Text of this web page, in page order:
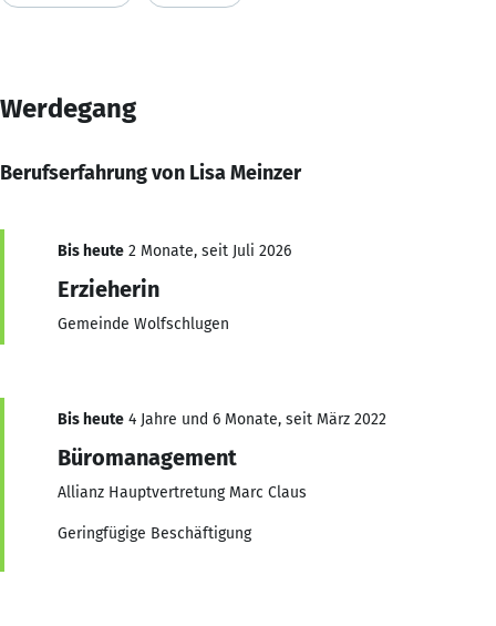
Werdegang
Berufserfahrung von Lisa Meinzer
Bis heute 2 Monate, seit Juli 2026
Erzieherin
Gemeinde Wolfschlugen
Bis heute 4 Jahre und 6 Monate, seit März 2022
Büromanagement
Allianz Hauptvertretung Marc Claus
Geringfügige Beschäftigung